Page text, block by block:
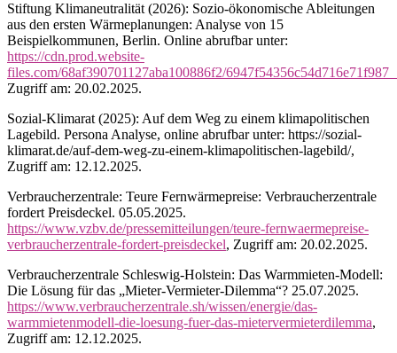
Stiftung Klimaneutralität (2026): Sozio-ökonomische Ableitungen
aus den ersten Wärmeplanungen: Analyse von 15
Beispielkommunen, Berlin. Online abrufbar unter:
https://cdn.prod.website-
files.com/68af390701127aba100886f2/
Zugriff am: 20.02.2025.
Sozial-Klimarat (2025): Auf dem Weg zu einem klimapolitischen
Lagebild. Persona Analyse, online abrufbar unter: https://sozial-
klimarat.de/auf-dem-weg-zu-einem-klimapolitischen-lagebild/,
Zugriff am: 12.12.2025.
Verbraucherzentrale: Teure Fernwärmepreise: Verbraucherzentrale
fordert Preisdeckel. 05.05.2025.
https://www.vzbv.de/pressemitteilungen/teure-fernwaermepreise-
verbraucherzentrale-fordert-preisdeckel, Zugriff am: 20.02.2025.
Verbraucherzentrale Schleswig-Holstein: Das Warmmieten-Modell:
Die Lösung für das „Mieter-Vermieter-Dilemma“? 25.07.2025.
https://www.verbraucherzentrale.sh/wissen/energie/das-
warmmietenmodell-die-loesung-fuer-das-mietervermieterdilemma,
Zugriff am: 12.12.2025.